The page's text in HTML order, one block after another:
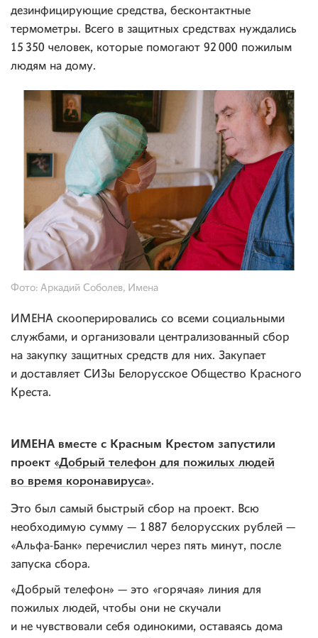
дезинфицирующие средства, бесконтактные
термометры. Всего в защитных средствах нуждались
15 350 человек, которые помогают 92 000 пожилым
людям на дому.
Фото: Аркадий Соболев, Имена
ИМЕНА скооперировались со всеми социальными
службами, и организовали централизованный сбор
на закупку защитных средств для них. Закупает
и доставляет СИЗы Белорусское Общество Красного
Креста.
ИМЕНА вместе с Красным Крестом запустили
проект «Добрый телефон для пожилых людей
во время коронавируса».
Это был самый быстрый сбор на проект. Всю
необходимую сумму — 1 887 белорусских рублей —
«Альфа-Банк» перечислил через пять минут, после
запуска сбора.
«Добрый телефон» — это «горячая» линия для
пожилых людей, чтобы они не скучали
и не чувствовали себя одинокими, оставаясь дома